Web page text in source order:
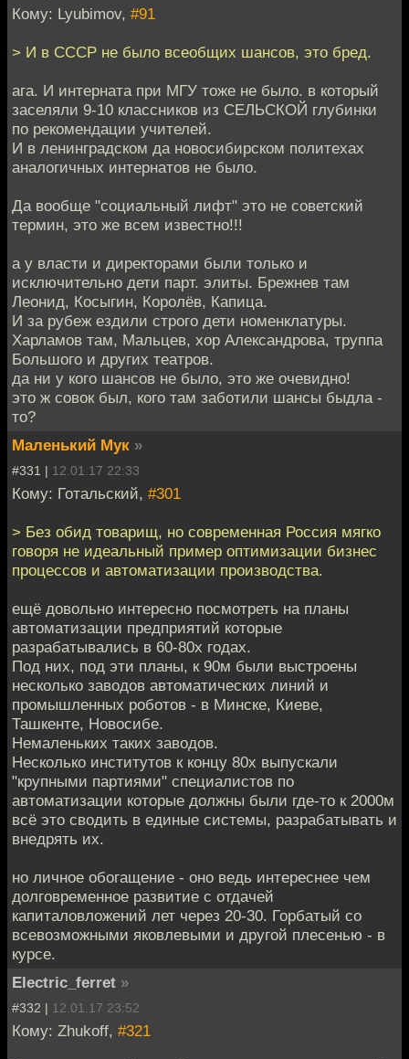
Кому: Lyubimov, #91
> И в СССР не было всеобщих шансов, это бред.
ага. И интерната при МГУ тоже не было. в который
заселяли 9-10 классников из СЕЛЬСКОЙ глубинки
по рекомендации учителей.
И в ленинградском да новосибирском политехах
аналогичных интернатов не было.
Да вообще "социальный лифт" это не советский
термин, это же всем известно!!!
а у власти и директорами были только и
исключительно дети парт. элиты. Брежнев там
Леонид, Косыгин, Королёв, Капица.
И за рубеж ездили строго дети номенклатуры.
Харламов там, Мальцев, хор Александрова, труппа
Большого и других театров.
да ни у кого шансов не было, это же очевидно!
это ж совок был, кого там заботили шансы быдла -
то?
Маленький Мук »
#331 | 12.01.17 22:33
Кому: Готальский, #301
> Без обид товарищ, но современная Россия мягко
говоря не идеальный пример оптимизации бизнес
процессов и автоматизации производства.
ещё довольно интересно посмотреть на планы
автоматизации предприятий которые
разрабатывались в 60-80х годах.
Под них, под эти планы, к 90м были выстроены
несколько заводов автоматических линий и
промышленных роботов - в Минске, Киеве,
Ташкенте, Новосибе.
Немаленьких таких заводов.
Несколько институтов к концу 80х выпускали
"крупными партиями" специалистов по
автоматизации которые должны были где-то к 2000м
всё это сводить в единые системы, разрабатывать и
внедрять их.
но личное обогащение - оно ведь интереснее чем
долговременное развитие с отдачей
капиталовложений лет через 20-30. Горбатый со
всевозможными яковлевыми и другой плесенью - в
курсе.
Electric_ferret »
#332 | 12.01.17 23:52
Кому: Zhukoff, #321